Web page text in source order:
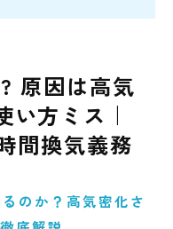
原因は高気
方ミス｜
間換気義務
のか？高気密化さ